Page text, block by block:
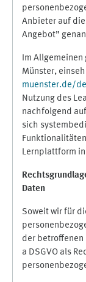
Anbieter auf
Angebot”
Im Allgemeinen
Münster,
muenster.de/
Nutzung des
nachfolgend
sich
Lernplattform
Daten
Soweit wir für
der betroffenen
a DSGVO als